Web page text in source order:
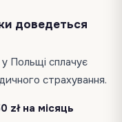
доведеться
Польщі сплачує
страхування.
zł на місяць